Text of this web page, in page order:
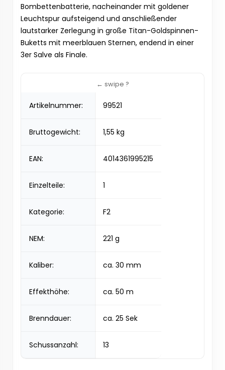
Bombettenbatterie, nacheinander mit goldener
Leuchtspur aufsteigend und anschließender
lautstarker Zerlegung in große Titan-Goldspinnen-
Buketts mit meerblauen Sternen, endend in einer
3er Salve als Finale.
Artikelnummer: 99521
Bruttogewicht: 1,55 kg
EAN: 4014361995215
Einzelteile: 1
Kategorie: F2
NEM: 221 g
Kaliber: ca. 30 mm
Effekthöhe: ca. 50 m
Brenndauer: ca. 25 Sek
Schussanzahl: 13